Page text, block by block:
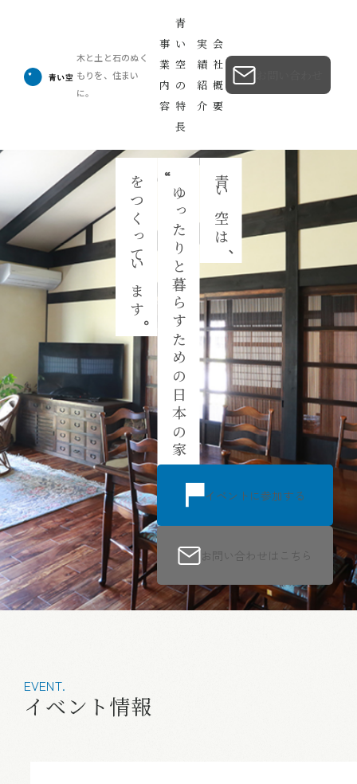
木と土と石のぬく
もりを、住まい
に。
事
業
内
容
青
い
空
の
特
長
実
績
紹
介
会
社
概
要
青い空は
、
“
ゆったりと暮らすための日本の家
“
をつくっています
。
イベントに参加する
お問い合わせはこちら
EVENT.
イベント情報